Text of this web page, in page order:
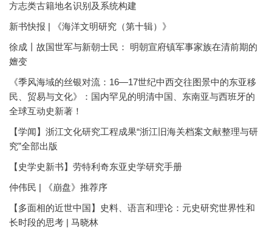
方志类古籍地名识别及系统构建
新书快报 | 《海洋文明研究（第十辑）》
徐成丨故国世军与新朝士民： 明朝宣府镇军事家族在清前期的
嬗变
《季风海域的丝银对流：16—17世纪中西交往图景中的东亚移
民、贸易与文化》：国内罕见的明清中国、东南亚与西班牙的
全球互动史新著！
【学闻】浙江文化研究工程成果“浙江旧海关档案文献整理与研
究”全部出版
【史学史新书】劳特利奇东亚史学研究手册
仲伟民 | 《崩盘》推荐序
【多面相的近世中国】史料、语言和理论：元史研究世界性和
长时段的思考 | 马晓林